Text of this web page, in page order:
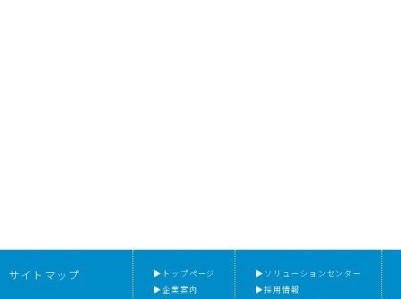
サイトマップ
▶トップページ
▶企業案内
▶ソリューションセンター
▶採用情報